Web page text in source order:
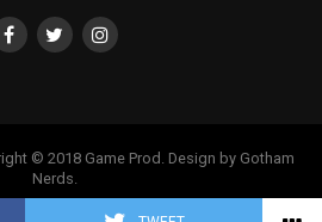
en bonne voie. Pour l’instant, 7
assis l’un à côté de
© 2018 Game Prod. Design by Gotham
Nerds.